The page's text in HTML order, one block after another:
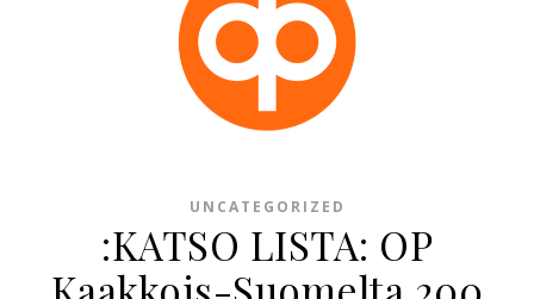
UNCATEGORIZED
:KATSO LISTA: OP